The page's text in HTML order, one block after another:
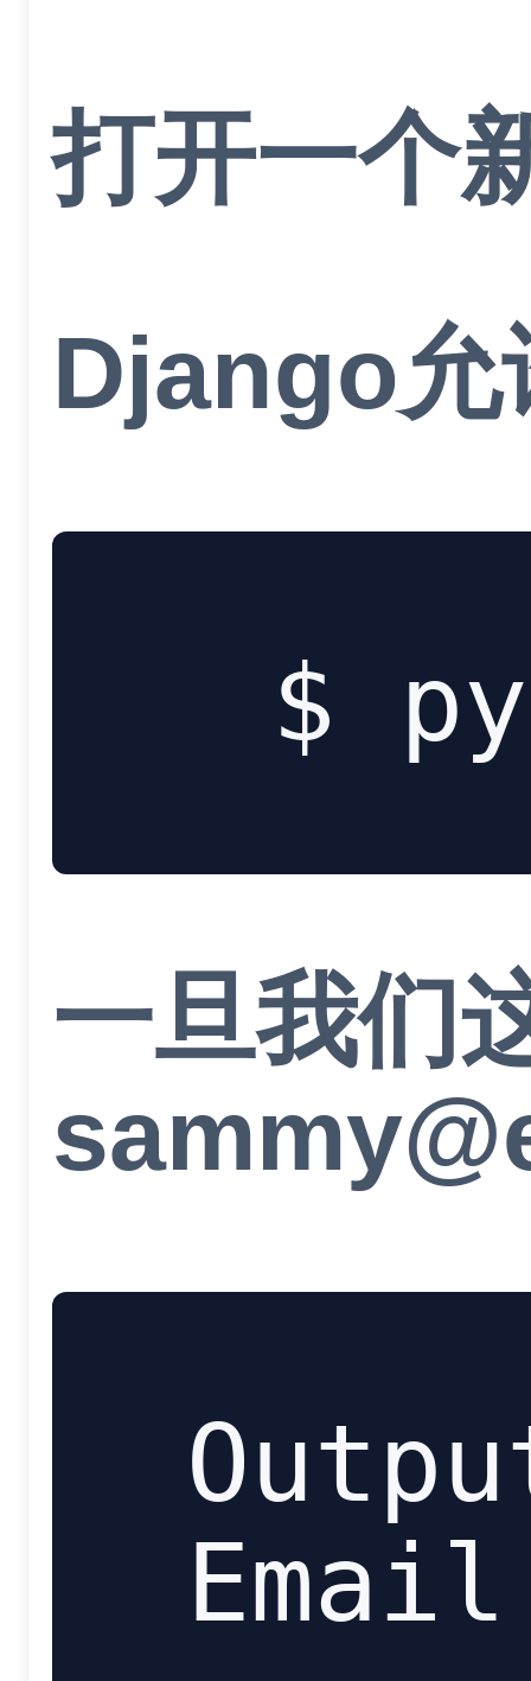
打开一个
Django允
一旦我们